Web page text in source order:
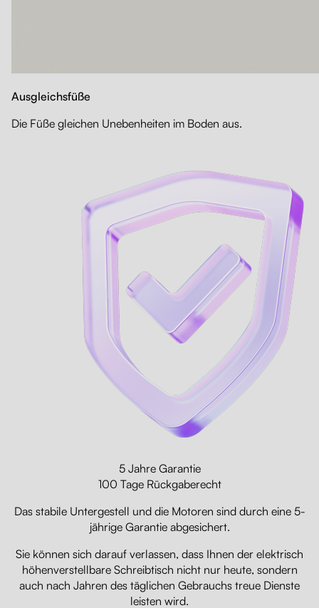
Ausgleichsfüße
Die Füße gleichen Unebenheiten im Boden aus.
5 Jahre Garantie
100 Tage Rückgaberecht
Das stabile Untergestell und die Motoren sind durch eine 5-
jährige Garantie abgesichert.
Sie können sich darauf verlassen, dass Ihnen der elektrisch
höhenverstellbare Schreibtisch nicht nur heute, sondern
auch nach Jahren des täglichen Gebrauchs treue Dienste
leisten wird.